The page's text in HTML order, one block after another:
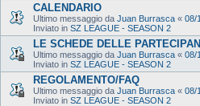
CALENDARIO
Ultimo messaggio da Juan Burrasca « 08/
Inviato in SZ LEAGUE - SEASON 2
LE SCHEDE DELLE
Ultimo messaggio da Juan Burrasca « 08/
Inviato in SZ LEAGUE - SEASON 2
REGOLAMENTO/FAQ
Ultimo messaggio da Juan Burrasca « 08/
Inviato in SZ LEAGUE - SEASON 2